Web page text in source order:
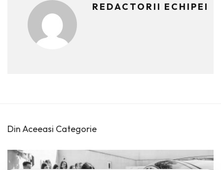
REDACTORII ECHIPEI
Din Aceeasi Categorie